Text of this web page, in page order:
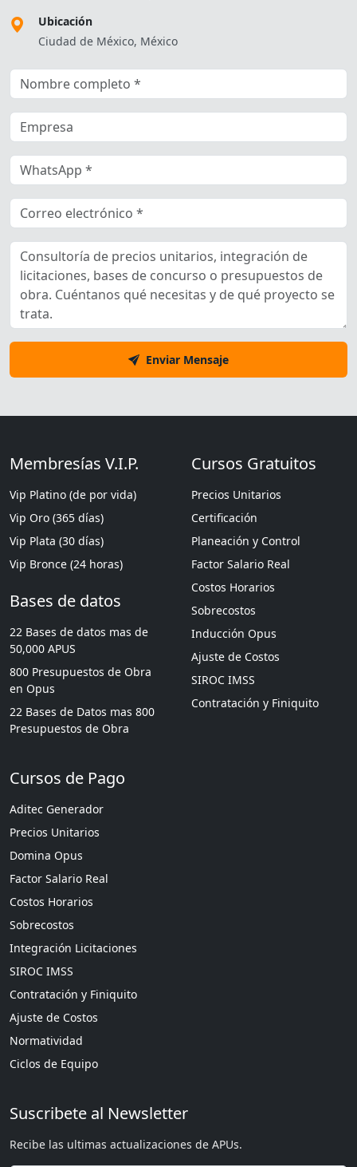
Ubicación
Ciudad de México, México
Enviar Mensaje
Membresías V.I.P.
Vip Platino (de por vida)
Vip Oro (365 días)
Vip Plata (30 días)
Vip Bronce (24 horas)
Bases de datos
22 Bases de datos mas de
50,000 APUS
800 Presupuestos de Obra
en Opus
22 Bases de Datos mas 800
Presupuestos de Obra
Cursos Gratuitos
Precios Unitarios
Certificación
Planeación y Control
Factor Salario Real
Costos Horarios
Sobrecostos
Inducción Opus
Ajuste de Costos
SIROC IMSS
Contratación y Finiquito
Cursos de Pago
Aditec Generador
Precios Unitarios
Domina Opus
Factor Salario Real
Costos Horarios
Sobrecostos
Integración Licitaciones
SIROC IMSS
Contratación y Finiquito
Ajuste de Costos
Normatividad
Ciclos de Equipo
Suscribete al Newsletter
Recibe las ultimas actualizaciones de APUs.